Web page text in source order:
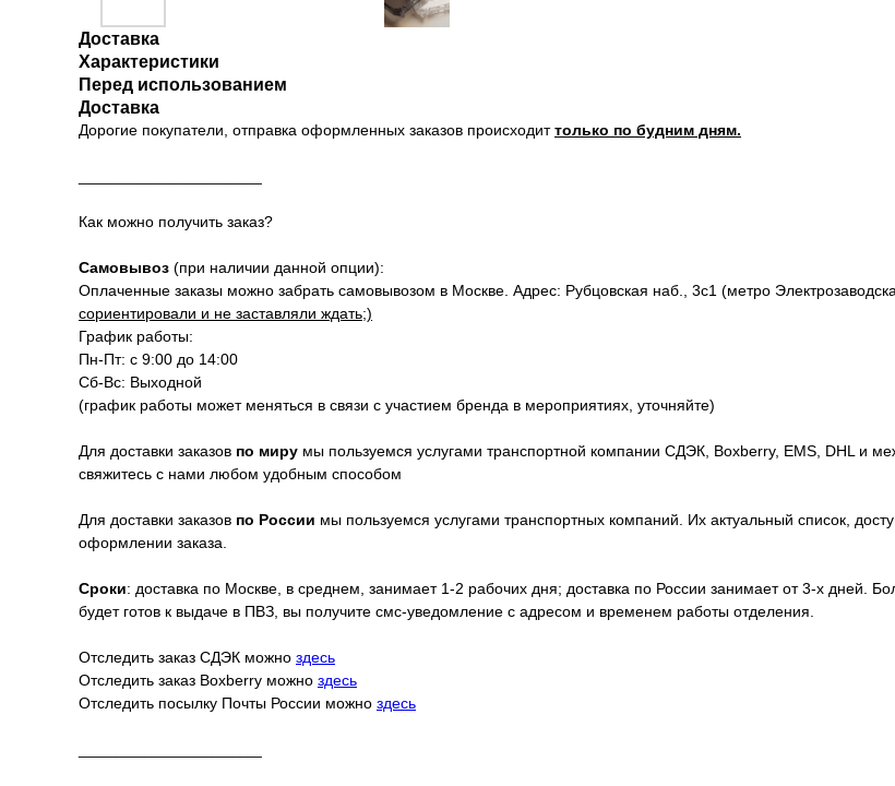
Доставка
Характеристики
Перед использованием
Доставка
Дорогие покупатели, отправка оформленных заказов происходиттолько по будним дням.
Как можно получить заказ?
Самовывоз (при наличии данной опции):
Оплаченные заказы можно забрать самовывозом в Москве. Адрес: Рубцовская наб., 3с1 (метро
сориентировали и не заставляли ждать;)
График работы:
Пн-Пт: с 9:00 до 14:00
Сб-Вс: Выходной
(график работы может меняться в связи с участием бренда в мероприятиях, уточняйте)
Для доставки заказов по миру мы пользуемся услугами транспортной компании СДЭК, Boxberry, EMS, DHL и
свяжитесь с нами любом удобным способом
Для доставки заказов по России мы пользуемся услугами транспортных компаний. Их актуальный список,
оформлении заказа.
Сроки: доставка по Москве, в среднем, занимает 1-2 рабочих дня; доставка по России занимает от 3-х дней.
будет готов к выдаче в ПВЗ, вы получите смс-уведомление с адресом и временем работы отделения.
Отследить заказ СДЭК можно здесь
Отследить заказ Boxberry можно здесь
Отследить посылку Почты России можно здесь